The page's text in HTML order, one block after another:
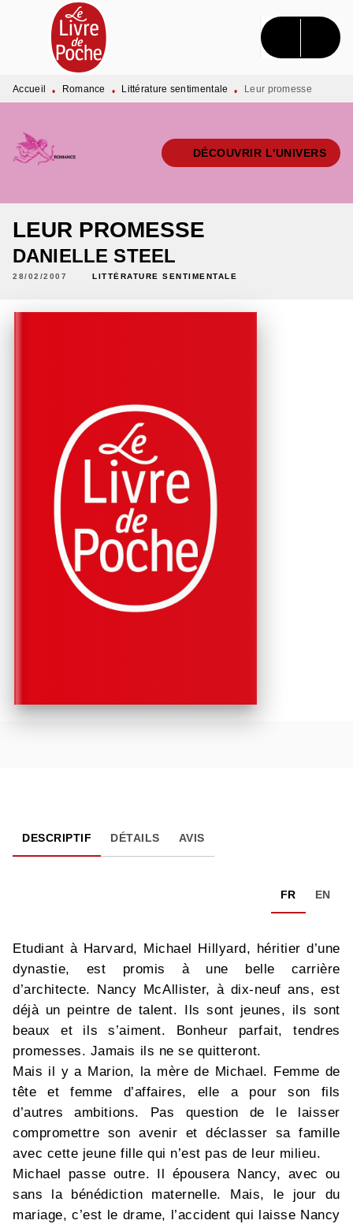
MENU RECHERCHE CONTENU
PIED DE PAGE
Accueil • Romance • Littérature sentimentale • Leur promesse
DÉCOUVRIR L'UNIVERS
LEUR PROMESSE
DANIELLE STEEL
28/02/2007 LITTÉRATURE SENTIMENTALE
DESCRIPTIF DÉTAILS AVIS
FR EN
Etudiant à Harvard, Michael Hillyard, héritier d’une
dynastie, est promis à une belle carrière
d’architecte. Nancy McAllister, à dix-neuf ans, est
déjà un peintre de talent. Ils sont jeunes, ils sont
beaux et ils s’aiment. Bonheur parfait, tendres
promesses. Jamais ils ne se quitteront.
Mais il y a Marion, la mère de Michael. Femme de
tête et femme d’affaires, elle a pour son fils
d’autres ambitions. Pas question de le laisser
compromettre son avenir et déclasser sa famille
avec cette jeune fille qui n’est pas de leur milieu.
Michael passe outre. Il épousera Nancy, avec ou
sans la bénédiction maternelle. Mais, le jour du
mariage, c’est le drame, l’accident qui laisse Nancy